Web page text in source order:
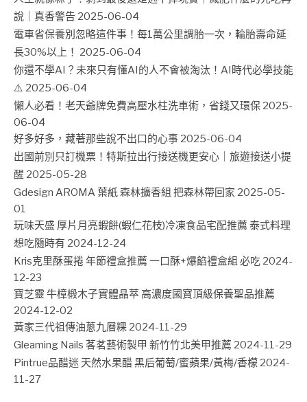
說｜真香警告 2025-06-04
電車省保養別忽略這件事！每1萬公里調胎一次，輪胎壽命延
長30%以上！ 2025-06-04
你還不學AI？未來只有懂AI的人不會被淘汰！AI時代必學技能
⚠️ 2025-06-04
懶人必看！老天爺牌免費高壓水柱洗車術，省錢又環保 2025-
06-04
好多好多，藏著那些說不出口的心事 2025-06-04
出國前別只訂機票！特斯拉出行接送機更安心｜旅遊接送小提
醒 2025-05-28
Gdesign AROMA 葉紙 森林擴香組 把森林帶回家 2025-05-
01
玩味天盛 厚片月亮蝦餅(蝦仁花枝)冷凍食品宅配推薦 泰式料理
想吃隨時有 2024-12-24
Kris克里酥蛋捲 年節禮盒推薦 一口酥+爆餡禮盒組 必吃 2024-
12-23
寶芝靈 牛樟椴木子實體晶萃 高濃度國寶頂級保養聖品推薦
2024-12-02
黃家三代祖傳油蔥九層粿 2024-11-29
Gleaming Nails 茖茗藝術製甲 新竹竹北美甲推薦 2024-11-29
Pintrue品醋迷 天然水果醋 黑后葡萄/蜜蘋果/黃梅/香檬 2024-
11-27